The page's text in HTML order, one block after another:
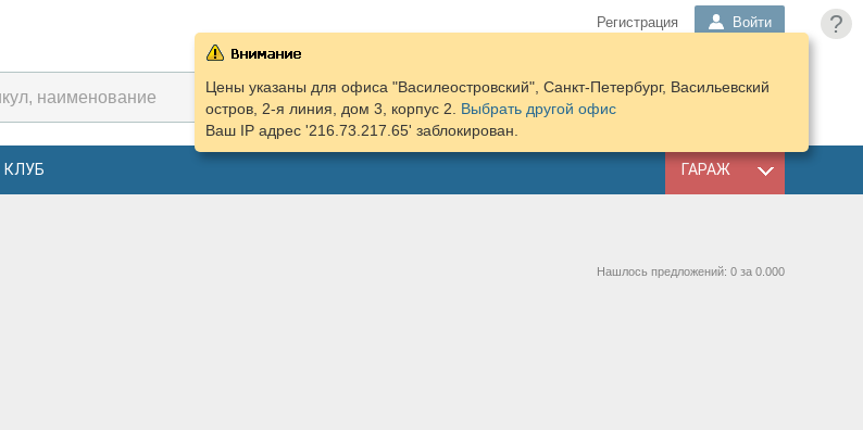
?
Регистрация Войти
КОРЗИНА
ПОДОБРАТЬ
ЗАПЧАСТИ
КЛУБ ГАРАЖ
Цены указаны для офиса "Василеостровский", Санкт-Петербург, Васильевский
остров, 2-я линия, дом 3, корпус 2. Выбрать другой офис
Ваш IP адрес '216.73.217.65' заблокирован.
Нашлось предложений: 0 за 0.000